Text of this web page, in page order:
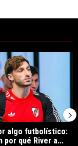
se va de
de tendencia con el
algo futbolístico:
por qué River a...